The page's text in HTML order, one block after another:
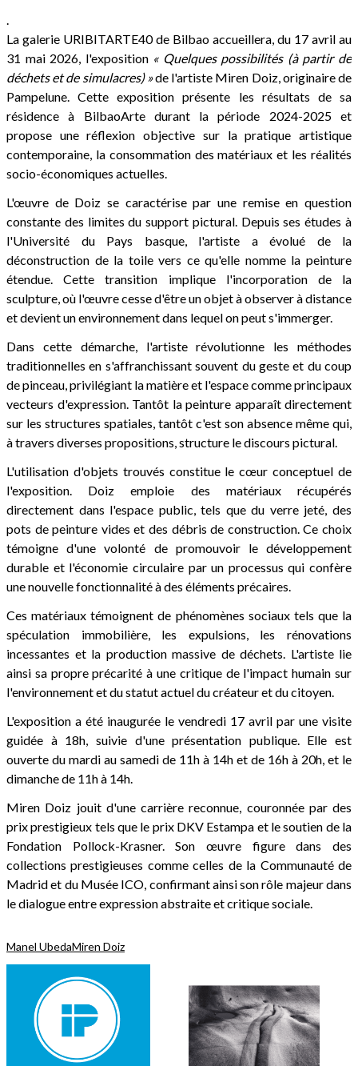
.
La galerie URIBITARTE40 de Bilbao accueillera, du 17 avril au
31 mai 2026, l'exposition « Quelques possibilités (à partir de
déchets et de simulacres) »de l'artiste Miren Doiz, originaire de
Pampelune. Cette exposition présente les résultats de sa
résidence à BilbaoArte durant la période 2024-2025 et
propose une réflexion objective sur la pratique artistique
contemporaine, la consommation des matériaux et les réalités
socio-économiques actuelles.
L'œuvre de Doiz se caractérise par une remise en question
constante des limites du support pictural. Depuis ses études à
l'Université du Pays basque, l'artiste a évolué de la
déconstruction de la toile vers ce qu'elle nomme la peinture
étendue. Cette transition implique l'incorporation de la
sculpture, où l'œuvre cesse d'être un objet à observer à distance
et devient un environnement dans lequel on peut s'immerger.
Dans cette démarche, l'artiste révolutionne les méthodes
traditionnelles en s'affranchissant souvent du geste et du coup
de pinceau, privilégiant la matière et l'espace comme principaux
vecteurs d'expression. Tantôt la peinture apparaît directement
sur les structures spatiales, tantôt c'est son absence même qui,
à travers diverses propositions, structure le discours pictural.
L'utilisation d'objets trouvés constitue le cœur conceptuel de
l'exposition. Doiz emploie des matériaux récupérés
directement dans l'espace public, tels que du verre jeté, des
pots de peinture vides et des débris de construction. Ce choix
témoigne d'une volonté de promouvoir le développement
durable et l'économie circulaire par un processus qui confère
une nouvelle fonctionnalité à des éléments précaires.
Ces matériaux témoignent de phénomènes sociaux tels que la
spéculation immobilière, les expulsions, les rénovations
incessantes et la production massive de déchets. L'artiste lie
ainsi sa propre précarité à une critique de l'impact humain sur
l'environnement et du statut actuel du créateur et du citoyen.
L'exposition a été inaugurée le vendredi 17 avril par une visite
guidée à 18h, suivie d'une présentation publique. Elle est
ouverte du mardi au samedi de 11h à 14h et de 16h à 20h, et le
dimanche de 11h à 14h.
Miren Doiz jouit d'une carrière reconnue, couronnée par des
prix prestigieux tels que le prix DKV Estampa et le soutien de la
Fondation Pollock-Krasner. Son œuvre figure dans des
collections prestigieuses comme celles de la Communauté de
Madrid et du Musée ICO, confirmant ainsi son rôle majeur dans
le dialogue entre expression abstraite et critique sociale.
Manel UbedaMiren Doiz